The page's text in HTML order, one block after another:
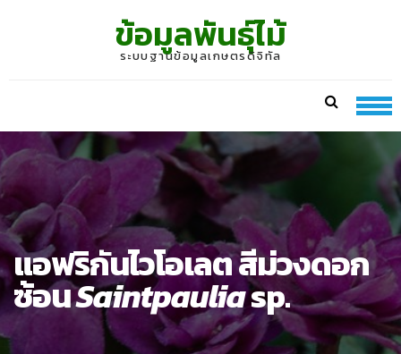
ข้อมูลพันธุ์ไม้
ระบบฐานข้อมูลเกษตรดิจิทัล
แอฟริกันไวโอเลต สีม่วงดอก
ซ้อนSaintpauliasp.